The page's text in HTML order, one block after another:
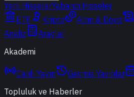
Yerli HisselerYabancı Hisseler
ETF
Kripto Altın & Döviz
Analiz
Araçlar
Akademi
Canlı Yayın Geçmiş Yayınlar
Topluluk ve Haberler